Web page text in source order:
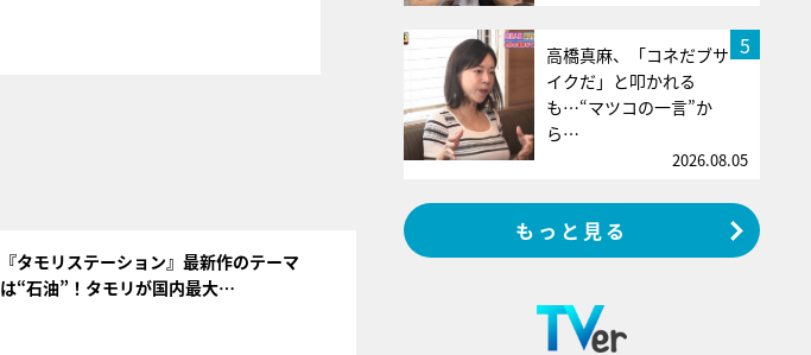
『タモリステーション』最新作のテーマ
は“石油”！タモリが国内最大…
5
高橋真麻、「コネだブサ
イクだ」と叩かれる
も…“マツコの一言”か
ら…
2026.08.05
もっと見る